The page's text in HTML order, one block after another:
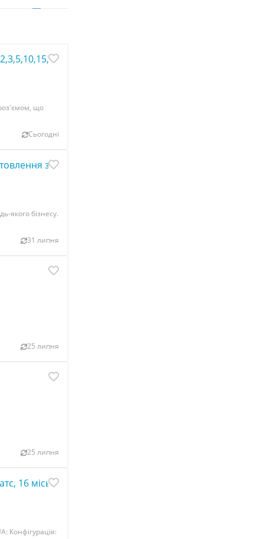
метрові
що
Сьогодні
за 15 хвилин.
якого бізнесу.
31 липня
25 липня
25 липня
16 міських/ 8 системних/ 120 внутрішніх аналогових
Конфігурація: